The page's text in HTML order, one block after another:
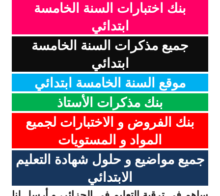
بنك اختبارات السنة الخامسة
ابتدائي
جميع مذكرات السنة الخامسة
ابتدائي
موقع السنة الخامسة ابتدائي
بنك مذكرات الأستاذ
بنك الفروض و الاختبارات لجميع
المواد و المستويات
جميع مواضيع و حلول شهادة التعليم
الابتدائي